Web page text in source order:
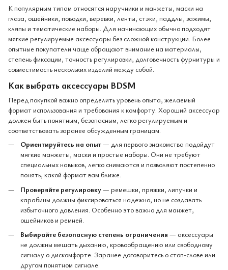
К популярным типам относятся наручники и манжеты, маски на
глаза, ошейники, поводки, веревки, ленты, стэки, паддлы, зажимы,
кляпы и тематические наборы. Для начинающих обычно подходят
мягкие регулируемые аксессуары без сложной конструкции. Более
опытные покупатели чаще обращают внимание на материалы,
степень фиксации, точность регулировки, долговечность фурнитуры и
совместимость нескольких изделий между собой.
Как выбрать аксессуары BDSM
Перед покупкой важно определить уровень опыта, желаемый
формат использования и требования к комфорту. Хороший аксессуар
должен быть понятным, безопасным, легко регулируемым и
соответствовать заранее обсужденным границам.
Ориентируйтесь на опыт— для первого знакомства подойдут
мягкие манжеты, маски и простые наборы. Они не требуют
специальных навыков, легко снимаются и позволяют постепенно
понять, какой формат вам ближе.
Проверяйте регулировку— ремешки, пряжки, липучки и
карабины должны фиксироваться надежно, но не создавать
избыточного давления. Особенно это важно для манжет,
ошейников и ремней.
Выбирайте безопасную степень ограничения — аксессуары
не должны мешать дыханию, кровообращению или свободному
сигналу о дискомфорте. Заранее договоритесь о стоп-слове или
другом понятном сигнале.